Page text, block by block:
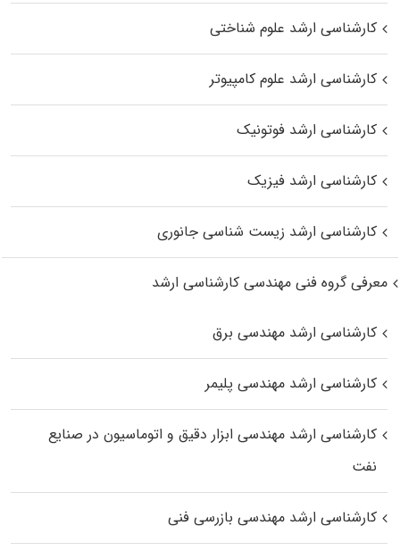
کارشناسی ارشد علوم شناختی
کارشناسی ارشد علوم کامپیوتر
کارشناسی ارشد فوتونیک
کارشناسی ارشد فیزیک
کارشناسی ارشد زیست‌ شناسی جانوری
معرفی گروه فنی مهندسی کارشناسی ارشد
کارشناسی ارشد مهندسی برق
کارشناسی ارشد مهندسی پلیمر
کارشناسی ارشد مهندسی ابزار دقیق و اتوماسیون در صنایع
نفت
کارشناسی ارشد مهندسی بازرسی فنی